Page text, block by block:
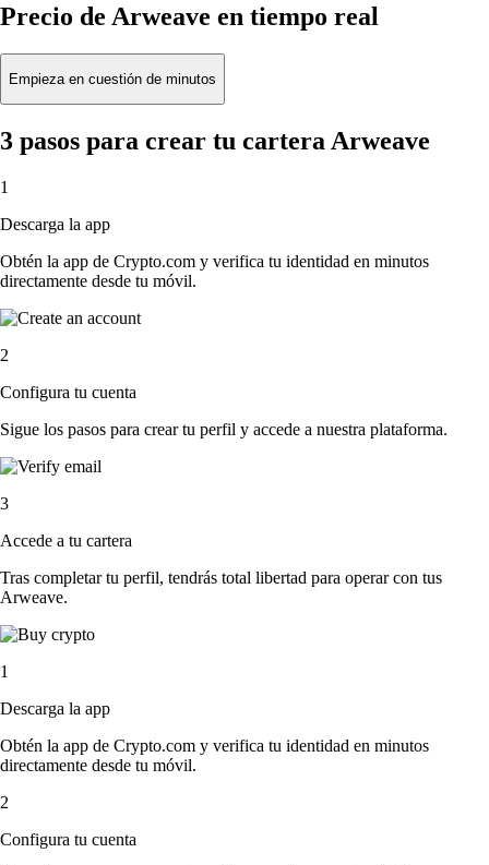
Precio de Arweave en tiempo real
Empieza en cuestión de minutos
3 pasos para crear tu cartera Arweave
1
Descarga la app
Obtén la app de Crypto.com y verifica tu identidad en minutos
directamente desde tu móvil.
2
Configura tu cuenta
Sigue los pasos para crear tu perfil y accede a nuestra plataforma.
3
Accede a tu cartera
Tras completar tu perfil, tendrás total libertad para operar con tus
Arweave.
1
Descarga la app
Obtén la app de Crypto.com y verifica tu identidad en minutos
directamente desde tu móvil.
2
Configura tu cuenta